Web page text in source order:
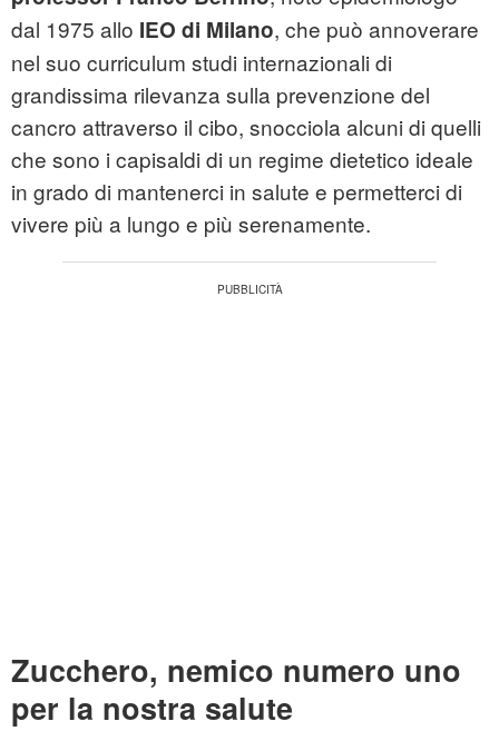
dal 1975 allo IEO di Milano, che può annoverare
nel suo curriculum studi internazionali di
grandissima rilevanza sulla prevenzione del
cancro attraverso il cibo, snocciola alcuni di quelli
che sono i capisaldi di un regime dietetico ideale
in grado di mantenerci in salute e permetterci di
vivere più a lungo e più serenamente.
Zucchero, nemico numero uno
per la nostra salute